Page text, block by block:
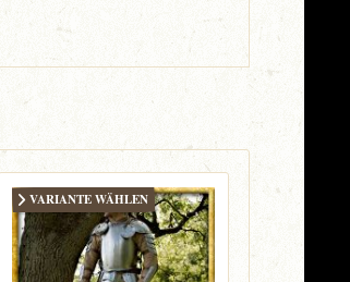
VARIANTE WÄHLEN